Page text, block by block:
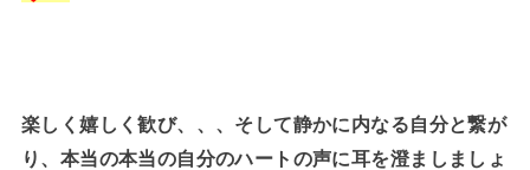
楽しく嬉しく歓び、、、そして静かに内なる自分と繋が
り、本当の本当の自分のハートの声に耳を澄ましましょ